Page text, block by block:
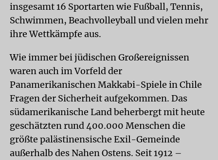
insgesamt 16 Sportarten wie Fußball, Tennis,
Schwimmen, Beachvolleyball und vielen mehr
ihre Wettkämpfe aus.
Wie immer bei jüdischen Großereignissen
waren auch im Vorfeld der
Panamerikanischen Makkabi-Spiele in Chile
Fragen der Sicherheit aufgekommen. Das
südamerikanische Land beherbergt mit heute
geschätzten rund 400.000 Menschen die
größte palästinensische Exil-Gemeinde
außerhalb des Nahen Ostens. Seit 1912 –